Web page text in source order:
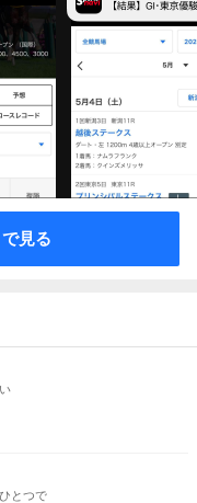
見る
とつで